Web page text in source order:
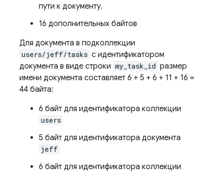
пути к документу.
16 дополнительных байтов
Для документа в подколлекции
users/jeff/tasks с идентификатором
документа в виде строки my_task_id размер
имени документа составляет 6 + 5 + 6 + 11 + 16 =
44 байта:
6 байт для идентификатора коллекции
users
5 байт для идентификатора документа
jeff
6 байт для идентификатора коллекции